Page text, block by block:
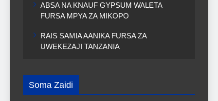
ABSA NA KNAUF GYPSUM WALETA
FURSA MPYA ZA MIKOPO
RAIS SAMIA AANIKA FURSA ZA
UWEKEZAJI TANZANIA
Soma Zaidi